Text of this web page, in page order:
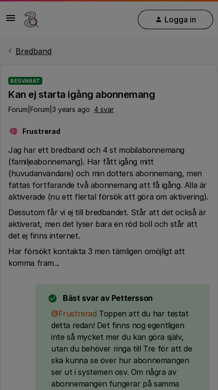
Logga in
Bredband
BESVARAT
Kan ej starta igång abonnemang
Forum|Forum|3 years ago 4 svar
F Frustrerad
Jag har ett bredband och 4 st mobilabonnemang
(familjeabonnemang). Har fått igång mitt
(huvudanvändare) och min dotters abonnemang, men
fattas fortfarande två abonnemang att få igång. Alla är
aktiverade (nu ett flertal försök att göra om aktivering).
Dessutom får vi ej till bredbandet. Står att det också är
aktiverat, men det lyser bara en röd boll och står att
det ej finns internet.
Har försökt kontakta 3 men tämligen omöjligt att
komma fram...
Bäst svar av Pettersson
@Frustrerad Toppen att du har testat
detta redan! Det finns nog egentligen
inte så mycket mer du kan göra själv,
utan du behöver ringa till Tre för att de
ska kunna se över hur abonnemangen
ser ut i systemen osv. Om några av
abonnemangen fungerar på samma